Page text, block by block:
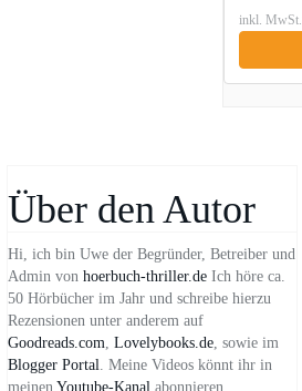
inkl. MwSt.
Über den Autor
Hi, ich bin Uwe der Begründer, Betreiber und
Admin von hoerbuch-thriller.de Ich höre ca.
50 Hörbücher im Jahr und schreibe hierzu
Rezensionen unter anderem auf
Goodreads.com, Lovelybooks.de, sowie im
Blogger Portal. Meine Videos könnt ihr in
meinen Youtube-Kanal abonnieren.